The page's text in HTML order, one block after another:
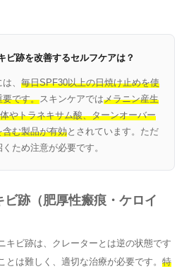
ビ跡を改善するセルフケアは？
、 毎日SPF30以上の日焼け止めを使
要です。スキンケアではメラニン産生
やトラネキサム酸、ターンオーバー
む製品が有効とされています。ただ
ため注意が必要です。
跡（肥厚性瘢痕・ケロイ
キビ跡は、クレーターとは逆の状態です
とは難しく、適切な治療が必要です。 特